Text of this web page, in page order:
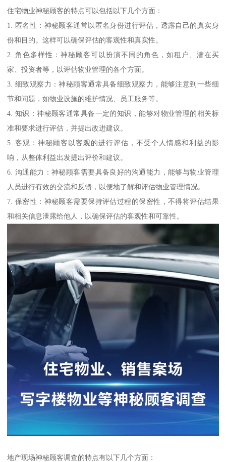
住宅物业神秘顾客的特点可以包括以下几个方面：
1. 匿名性：神秘顾客通常以匿名身份进行评估，透露自己的真实身
份和目的。这样可以确保评估的客观性和真实性。
2. 角色多样性：神秘顾客可以扮演不同的角色，如租户、潜在买
家、投资者等，以评估物业管理的各个方面。
3. 细致观察力：神秘顾客通常具备细致观察力，能够注意到一些细
节和问题，如物业设施的维护情况、员工服务等。
4. 知识：神秘顾客通常具备一定的知识，能够对物业管理的相关标
准和要求进行评估，并提出改进建议。
5. 客观：神秘顾客以客观的进行评估，不受个人情感和利益的影
响，从整体利益出发提出评价和建议。
6. 沟通能力：神秘顾客需要具备良好的沟通能力，能够与物业管理
人员进行有效的交流和反馈，以便地了解和评估物业管理情况。
7. 保密性：神秘顾客需要保持评估过程的保密性，不得将评估结果
和相关信息泄露给他人，以确保评估的客观性和可靠性。
地产现场神秘顾客调查的特点有以下几个方面：